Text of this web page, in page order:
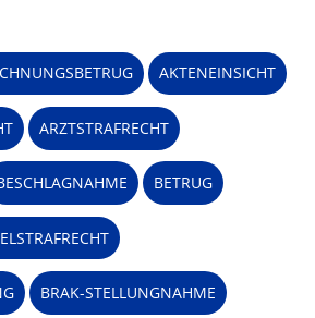
AKTENEINSICHT
ARZTSTRAFRECHT
BETRUG
BRAK-STELLUNGNAHME